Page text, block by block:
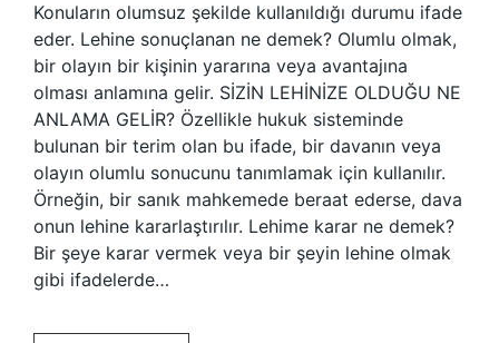
Konuların olumsuz şekilde kullanıldığı durumu ifade
eder. Lehine sonuçlanan ne demek? Olumlu olmak,
bir olayın bir kişinin yararına veya avantajına
olması anlamına gelir. SİZİN LEHİNİZE OLDUĞU NE
ANLAMA GELİR? Özellikle hukuk sisteminde
bulunan bir terim olan bu ifade, bir davanın veya
olayın olumlu sonucunu tanımlamak için kullanılır.
Örneğin, bir sanık mahkemede beraat ederse, dava
onun lehine kararlaştırılır. Lehime karar ne demek?
Bir şeye karar vermek veya bir şeyin lehine olmak
gibi ifadelerde…